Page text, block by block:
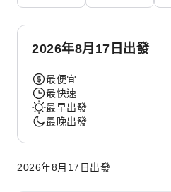
2026年8月17日出發
最便宜
最快速
最早出發
最晚出發
2026年8月17日出發